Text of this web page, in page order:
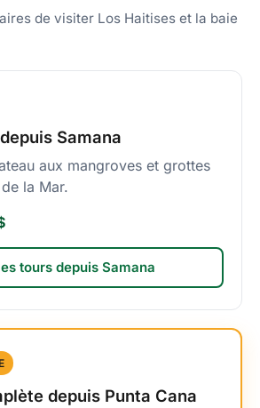
de visiter Los Haitises et la baie
Samana
aux mangroves et grottes
la Mar.
tours depuis Samana
depuis Punta Cana